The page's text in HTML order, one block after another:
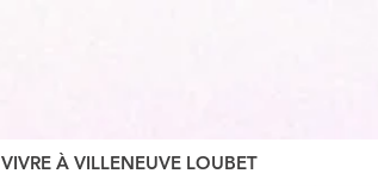
VIVRE À VILLENEUVE LOUBET